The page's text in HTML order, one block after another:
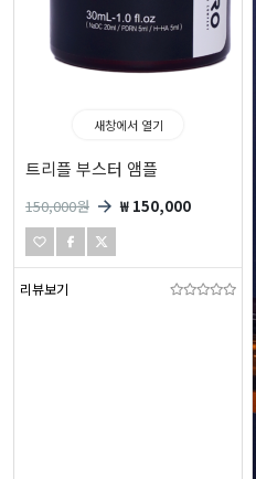
새창에서 열기
트리플 부스터 앰플
150,000원 ₩ 150,000
리뷰보기